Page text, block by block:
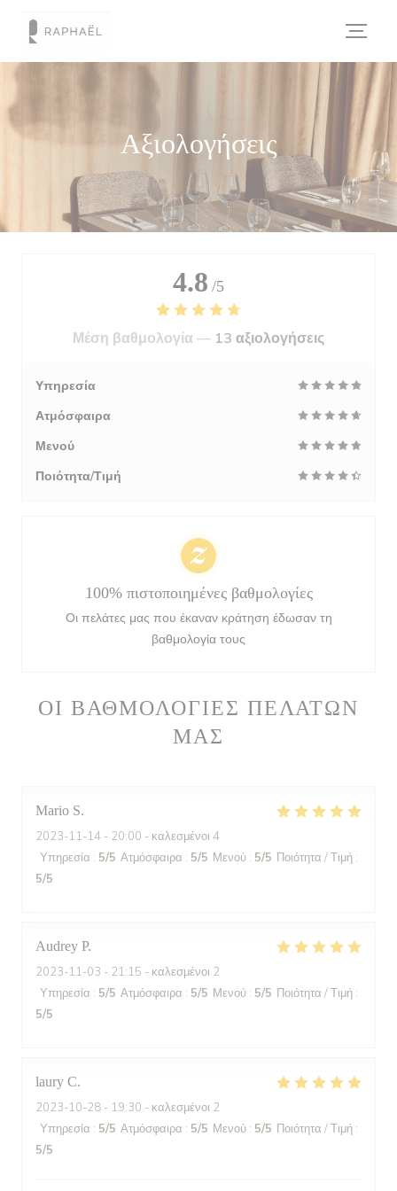
Αξιολογήσεις
ΟΙ ΒΑΘΜΟΛΟΓΊΕΣ ΠΕΛΑΤΏΝ
ΜΑΣ
Mario S
2023-11-14 - 20:00 - καλεσμένοι 4
Υπηρεσία : 5/5 Ατμόσφαιρα : 5/5 Μενού : 5/5 Ποιότητα / Τιμή :
5/5
Audrey P
2023-11-03 - 21:15 - καλεσμένοι 2
Υπηρεσία : 5/5 Ατμόσφαιρα : 5/5 Μενού : 5/5 Ποιότητα / Τιμή :
5/5
laury C
2023-10-28 - 19:30 - καλεσμένοι 2
Υπηρεσία : 5/5 Ατμόσφαιρα : 5/5 Μενού : 5/5 Ποιότητα / Τιμή :
5/5
4.8 /5
Μέση βαθμολογία — 13 αξιολογήσεις
Υπηρεσία
Ατμόσφαιρα
Μενού
Ποιότητα/Τιμή
100% πιστοποιημένες βαθμολογίες
Οι πελάτες μας που έκαναν κράτηση έδωσαν τη
βαθμολογία τους